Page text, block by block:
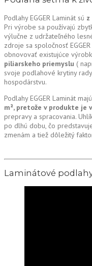
Podlahy EGGER Laminát sú
Pri výrobe sa používajú
výlučne z udržateľného
zdroje sa spoločnosť
obnovovať existujúce
piliarskeho priemyslu (
svoje podlahové krytiny
hospodárstvu.
Podlahy EGGER Laminát
m², pretože v produkte je
prepravy a spracovania.
po dlhú dobu, čo
zmenám a tiež dôležitý
Laminátové podlahy